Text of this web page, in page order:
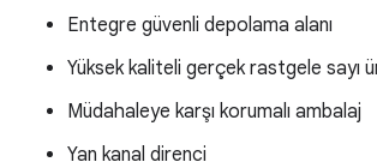
Entegre güvenli depolama alanı
Yüksek kaliteli gerçek rastgele sayı
Müdahaleye karşı korumalı ambalaj
Yan kanal direnci